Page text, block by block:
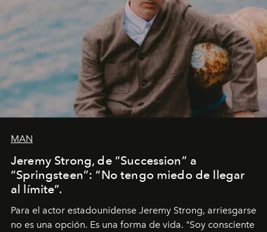
MAN
Jeremy Strong, de “Succession” a
“Springsteen”: “No tengo miedo de llegar
al límite”.
Para el actor estadounidense Jeremy Strong, arriesgarse
no es una opción. Es una forma de vida. "Soy consciente